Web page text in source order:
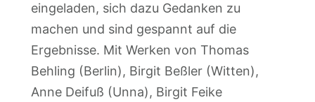
eingeladen, sich dazu Gedanken zu
machen und sind gespannt auf die
Ergebnisse. Mit Werken von Thomas
Behling (Berlin), Birgit Beßler (Witten),
Anne Deifuß (Unna), Birgit Feike